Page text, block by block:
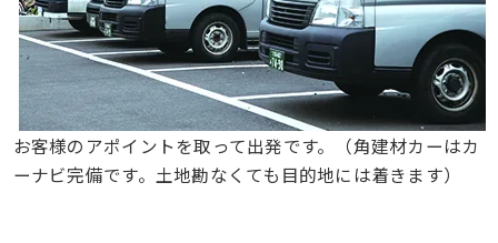
お客様のアポイントを取って出発です。（角建材カーはカ
ーナビ完備です。土地勘なくても目的地には着きます）